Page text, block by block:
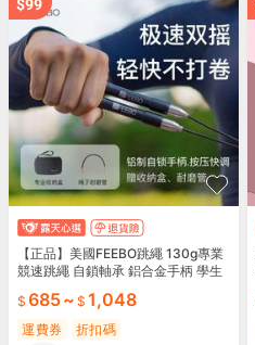
【正品】美國FEEBO跳繩 130g專業
競速跳繩 自鎖軸承 鋁合金手柄 學生
運動器材
685~ 1,048
運費券 折扣碼